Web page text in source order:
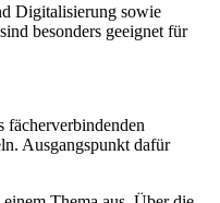
Digitalisierung sowie
besonders geeignet für
fächerverbindenden
Ausgangspunkt dafür